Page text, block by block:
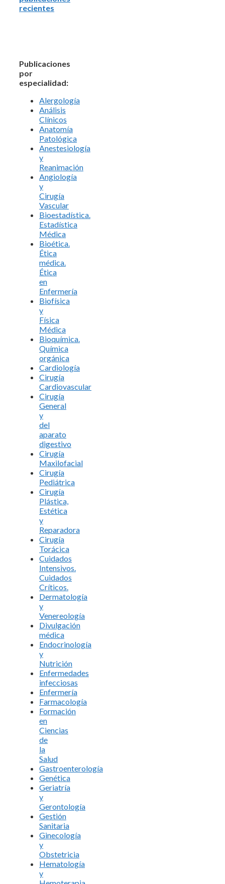
recientes
Publicaciones
por
especialidad:
Alergología
Análisis
Clínicos
Anatomía
Patológica
Anestesiología
y
Reanimación
Angiología
y
Cirugía
Vascular
Bioestadística.
Estadística
Médica
Bioética.
Ética
médica.
Ética
en
Enfermería
Biofísica
y
Física
Médica
Bioquímica.
Química
orgánica
Cardiología
Cirugía
Cardiovascular
Cirugía
General
y
del
aparato
digestivo
Cirugía
Maxilofacial
Cirugía
Pediátrica
Cirugía
Plástica,
Estética
y
Reparadora
Cirugía
Torácica
Cuidados
Intensivos.
Cuidados
Críticos.
Dermatología
y
Venereología
Divulgación
médica
Endocrinología
y
Nutrición
Enfermedades
infecciosas
Enfermería
Farmacología
Formación
en
Ciencias
de
la
Salud
Gastroenterología
Genética
Geriatría
y
Gerontología
Gestión
Sanitaria
Ginecología
y
Obstetricia
Hematología
y